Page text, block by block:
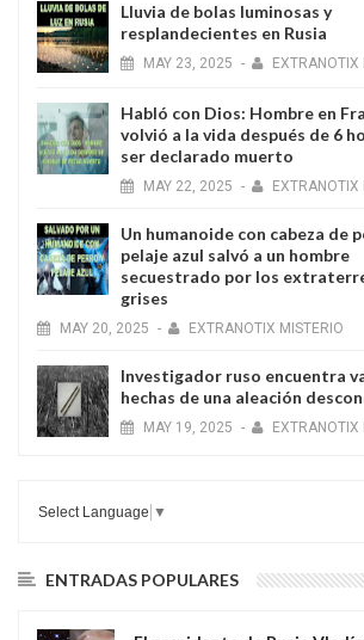
Lluvia de bolas luminosas y
resplandecientes en Rusia
MAY 23, 2025 - EXTRANOTIX
Habló con Dios: Hombre en
volvió a la vida después de 6
ser declarado muerto
MAY 22, 2025 - EXTRANOTIX
Un humanoide con cabeza de
pelaje azul salvó a un hombre
secuestrado por los
grises
MAY 20, 2025 - EXTRANOTIX MISTERIO
Investigador ruso encuentra
hechas de una aleación
MAY 19, 2025 - EXTRANOTIX
Select Language ▼
ENTRADAS POPULARES